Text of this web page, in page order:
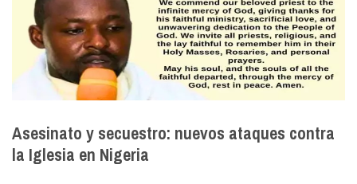
Asesinato y secuestro: nuevos ataques contra
la Iglesia en Nigeria